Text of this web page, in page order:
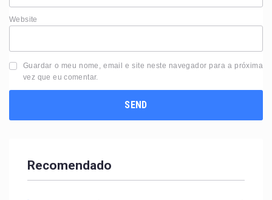
Website
Guardar o meu nome, email e site neste navegador para a próxima
vez que eu comentar.
Recomendado